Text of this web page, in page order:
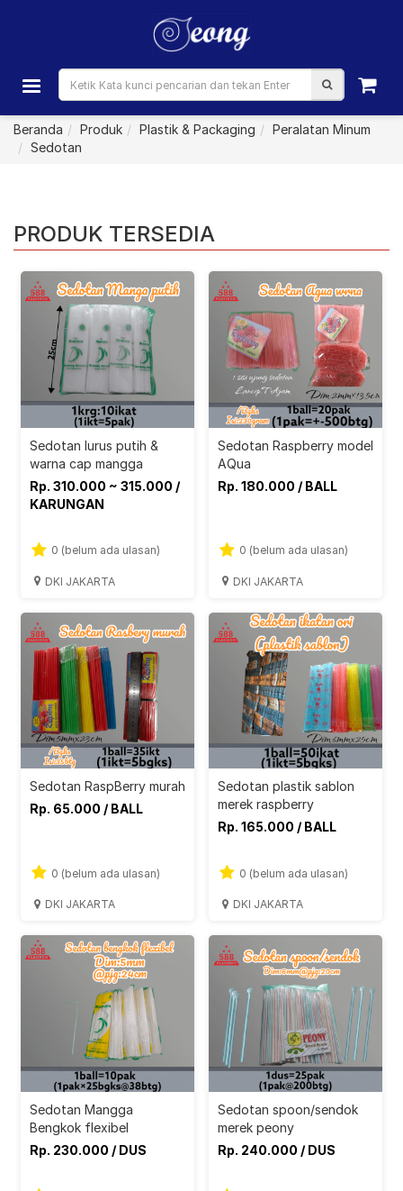
Beranda Produk Plastik & Packaging
Peralatan Minum
Sedotan
PRODUK TERSEDIA
Sedotan lurus putih &
warna cap mangga
Rp. 310.000 ~ 315.000 /
KARUNGAN
0 (belum ada ulasan)
DKI JAKARTA
Sedotan Raspberry model
AQua
Rp. 180.000 / BALL
0 (belum ada ulasan)
DKI JAKARTA
Sedotan RaspBerry murah
Rp. 65.000 / BALL
0 (belum ada ulasan)
DKI JAKARTA
Sedotan plastik sablon
merek raspberry
Rp. 165.000 / BALL
0 (belum ada ulasan)
DKI JAKARTA
Sedotan Mangga
Bengkok flexibel
Rp. 230.000 / DUS
Sedotan spoon/sendok
merek peony
Rp. 240.000 / DUS